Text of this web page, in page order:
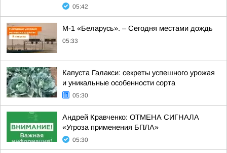
05:42
М-1 «Беларусь». – Сегодня местами дождь
05:33
Капуста Галакси: секреты успешного урожая
и уникальные особенности сорта
05:30
Андрей Кравченко: ОТМЕНА СИГНАЛА
«Угроза применения БПЛА»
05:30